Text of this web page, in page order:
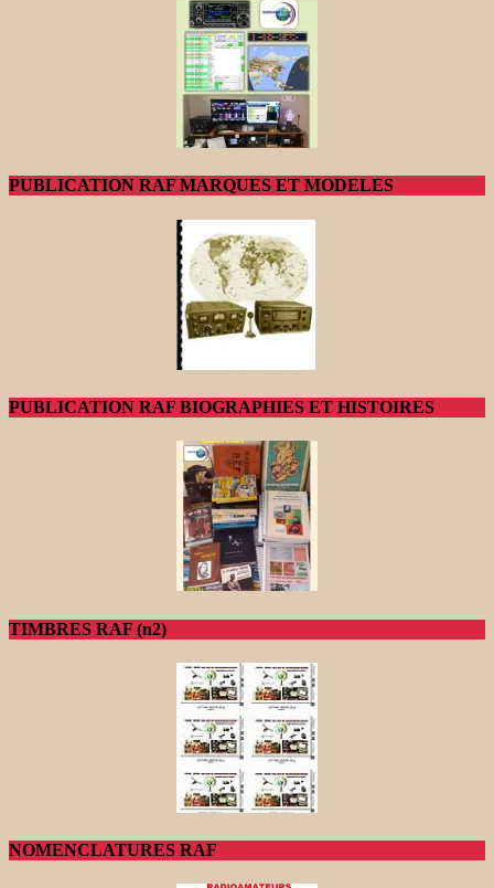
PUBLICATION RAF MARQUES ET MODELES
PUBLICATION RAF BIOGRAPHIES ET HISTOIRES
TIMBRES RAF (n2)
NOMENCLATURES RAF